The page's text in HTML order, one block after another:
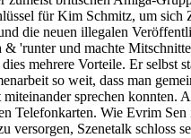
für Kim Schmitz, um
die neuen illegalen
'runter und machte
mehrere Vorteile. Er selbst
so weit, dass man
sprechen
Telefonkarten. Wie Evrim
Szenetalk schloss